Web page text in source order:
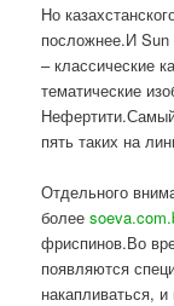
Но
посложнее.И
– классические
тематические
пять таких на
Отдельного
более
фриспинов.Во
появляются
накапливаться,